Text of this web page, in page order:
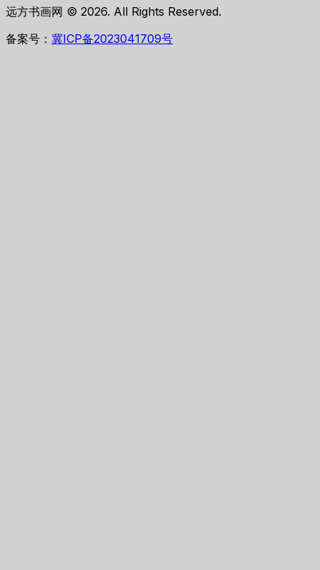
远方书画网 © 2026. All Rights Reserved.
备案号： 冀ICP备2023041709号